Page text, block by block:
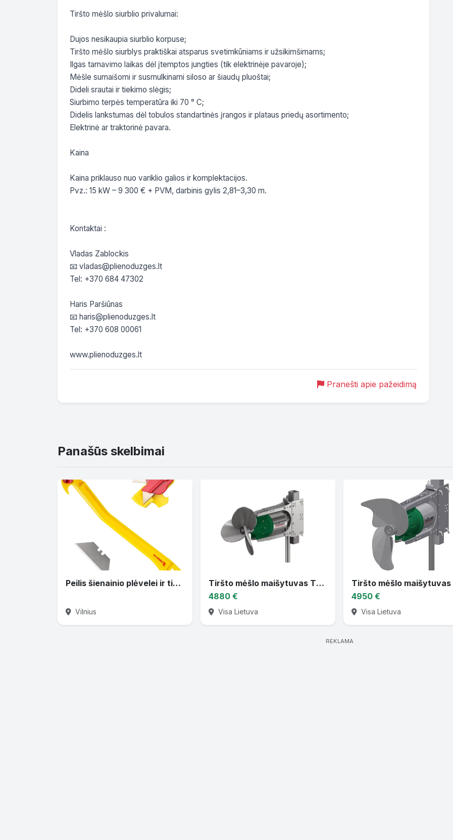
Tiršto mėšlo siurblio privalumai:
Dujos nesikaupia siurblio korpuse;
Tiršto mėšlo siurblys praktiškai atsparus svetimkūniams ir užsikimšimams;
Ilgas tarnavimo laikas dėl įtemptos jungties (tik elektrinėje pavaroje);
Mėšle sumaišomi ir susmulkinami siloso ar šiaudų pluoštai;
Dideli srautai ir tiekimo slėgis;
Siurbimo terpės temperatūra iki 70 ° C;
Didelis lankstumas dėl tobulos standartinės įrangos ir plataus priedų asortimento;
Elektrinė ar traktorinė pavara.
Kaina
Kaina priklauso nuo variklio galios ir komplektacijos.
Pvz.: 15 kW – 9 300 € + PVM, darbinis gylis 2,81–3,30 m.
Kontaktai :
Vladas Zablockis
📧 vladas@plienoduzges.lt
Tel: +370 684 47302
Haris Paršiūnas
📧 haris@plienoduzges.lt
Tel: +370 608 00061
Pranešti apie pažeidimą
Panašūs skelbimai
Peilis šienainio plėvelei ir tinkleliui nupjauti
Vilnius
Tiršto mėšlo maišytuvas TMR 3D
4880 €
Visa Lietuva
4950 €
Visa Lietuva
REKLAMA